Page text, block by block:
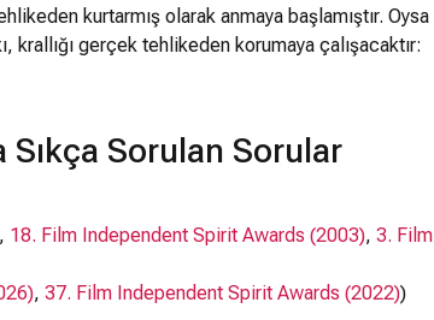
kurtarmış olarak anmaya başlamıştır. Oysa
gerçek tehlikeden korumaya çalışacaktır:
Sıkça Sorulan Sorular
, 18. Film Independent Spirit Awards (2003), 3. Film
, 37. Film Independent Spirit Awards (2022))